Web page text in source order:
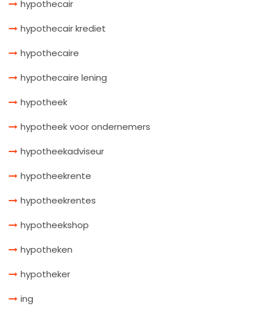
hypothecair
hypothecair krediet
hypothecaire
hypothecaire lening
hypotheek
hypotheek voor ondernemers
hypotheekadviseur
hypotheekrente
hypotheekrentes
hypotheekshop
hypotheken
hypotheker
ing